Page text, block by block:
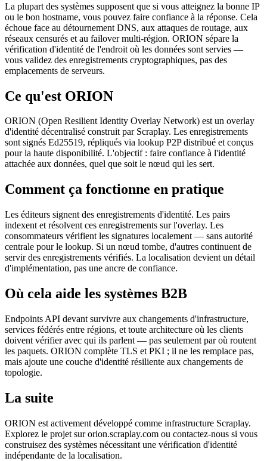
La plupart des systèmes supposent que si vous atteignez la bonne IP
ou le bon hostname, vous pouvez faire confiance à la réponse. Cela
échoue face au détournement DNS, aux attaques de routage, aux
réseaux censurés et au failover multi-région. ORION sépare la
vérification d'identité de l'endroit où les données sont servies —
vous validez des enregistrements cryptographiques, pas des
emplacements de serveurs.
Ce qu'est ORION
ORION (Open Resilient Identity Overlay Network) est un overlay
d'identité décentralisé construit par Scraplay. Les enregistrements
sont signés Ed25519, répliqués via lookup P2P distribué et conçus
pour la haute disponibilité. L'objectif : faire confiance à l'identité
attachée aux données, quel que soit le nœud qui les sert.
Comment ça fonctionne en pratique
Les éditeurs signent des enregistrements d'identité. Les pairs
indexent et résolvent ces enregistrements sur l'overlay. Les
consommateurs vérifient les signatures localement — sans autorité
centrale pour le lookup. Si un nœud tombe, d'autres continuent de
servir des enregistrements vérifiés. La localisation devient un détail
d'implémentation, pas une ancre de confiance.
Où cela aide les systèmes B2B
Endpoints API devant survivre aux changements d'infrastructure,
services fédérés entre régions, et toute architecture où les clients
doivent vérifier avec qui ils parlent — pas seulement par où routent
les paquets. ORION complète TLS et PKI ; il ne les remplace pas,
mais ajoute une couche d'identité résiliente aux changements de
topologie.
La suite
ORION est activement développé comme infrastructure Scraplay.
Explorez le projet sur orion.scraplay.com ou contactez-nous si vous
construisez des systèmes nécessitant une vérification d'identité
indépendante de la localisation.